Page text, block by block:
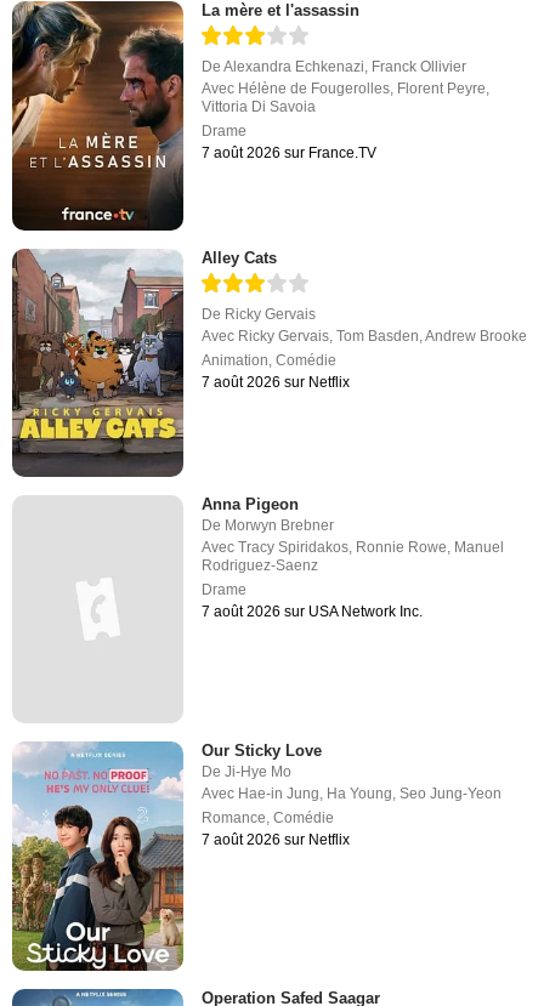
La mère et l'assassin
DeAlexandra Echkenazi, Franck Ollivier
Avec Hélène de Fougerolles, Florent Peyre,
Vittoria Di Savoia
Drame
7 août 2026 sur France.TV
Alley Cats
De Ricky Gervais
Avec Ricky Gervais ,Tom Basden ,Andrew Brooke
Animation ,Comédie
7 août 2026 sur Netflix
Anna Pigeon
De Morwyn Brebner
AvecTracy Spiridakos, Ronnie Rowe, Manuel
Rodriguez-Saenz
Drame
7 août 2026 sur USA Network Inc.
Our Sticky Love
DeJi-Hye Mo
Avec Hae-in Jung, Ha Young,Seo Jung-Yeon
Romance,Comédie
7 août 2026 sur Netflix
Operation Safed Saagar